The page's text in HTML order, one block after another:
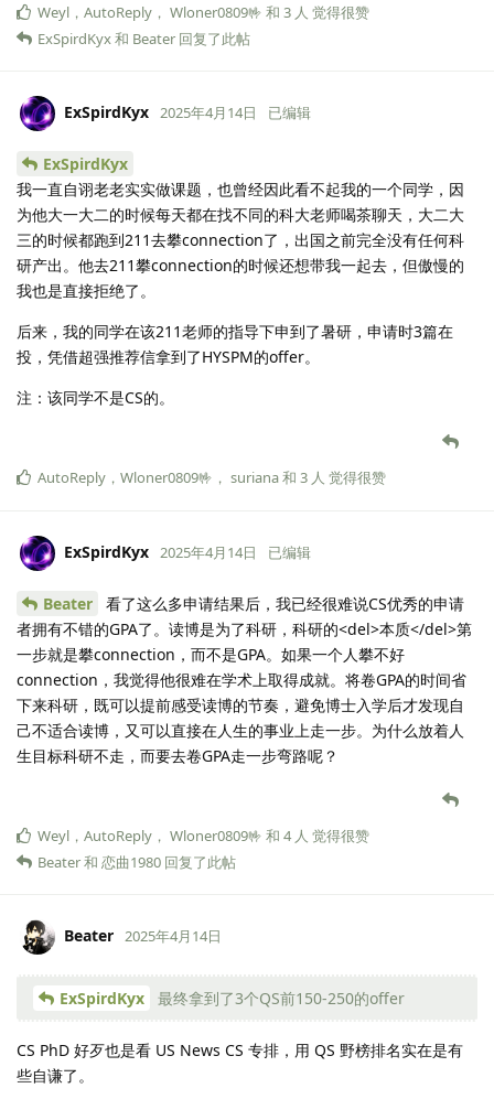
Weyl ， AutoReply ， Wloner0809🤟 和 3 人 觉得很赞
ExSpirdKyx和 Beater 回复了此帖
ExSpirdKyx 2025年4月14日 已编辑
ExSpirdKyx
我一直自诩老老实实做课题，也曾经因此看不起我的一个同学，因
为他大一大二的时候每天都在找不同的科大老师喝茶聊天，大二大
三的时候都跑到211去攀connection了，出国之前完全没有任何科
研产出。他去211攀connection的时候还想带我一起去，但傲慢的
我也是直接拒绝了。
后来，我的同学在该211老师的指导下申到了暑研，申请时3篇在
投，凭借超强推荐信拿到了HYSPM的offer。
注：该同学不是CS的。
AutoReply ， Wloner0809🤟 ， suriana和 3 人 觉得很赞
ExSpirdKyx 2025年4月14日 已编辑
Beater
看了这么多申请结果后，我已经很难说CS优秀的申请
者拥有不错的GPA了。读博是为了科研，科研的<del>本质</del>第
一步就是攀connection，而不是GPA。如果一个人攀不好
connection，我觉得他很难在学术上取得成就。将卷GPA的时间省
下来科研，既可以提前感受读博的节奏，避免博士入学后才发现自
己不适合读博，又可以直接在人生的事业上走一步。为什么放着人
生目标科研不走，而要去卷GPA走一步弯路呢？
Weyl ， AutoReply ， Wloner0809🤟 和 4 人 觉得很赞
Beater和 恋曲1980 回复了此帖
Beater 2025年4月14日
ExSpirdKyx 最终拿到了3个QS前150-250的offer
CS PhD 好歹也是看 US News CS 专排，用 QS 野榜排名实在是有
些自谦了。